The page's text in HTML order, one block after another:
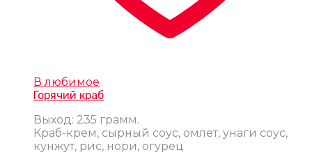
В любимое
Горячий краб
Выход: 235 грамм.
Краб-крем, сырный соус, омлет, унаги соус,
кунжут, рис, нори, огурец